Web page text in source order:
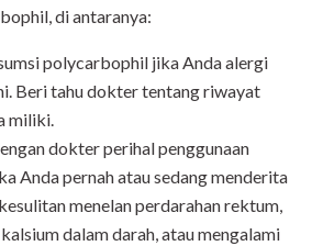
di antaranya:
polycarbophil jika Anda alergi
Beri tahu dokter tentang riwayat
miliki.
dokter perihal penggunaan
Anda pernah atau sedang menderita
menelan perdarahan rektum,
dalam darah, atau mengalami